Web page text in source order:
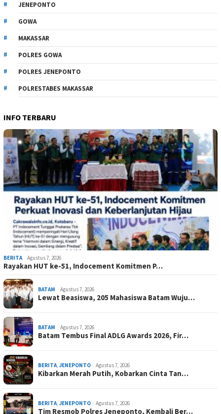
JENEPONTO
GOWA
MAKASSAR
POLRES GOWA
POLRES JENEPONTO
POLRESTABES MAKASSAR
INFO TERBARU
BERITA Agustus 7, 2026
Rayakan HUT ke-51, Indocement Komitmen P…
BATAM Agustus 7, 2026
Lewat Beasiswa, 205 Mahasiswa Batam Wuju…
BATAM Agustus 7, 2026
Batam Tembus Final ADLG Awards 2026, Fir…
BERITA, JENEPONTO Agustus 7, 2026
Kibarkan Merah Putih, Kobarkan Cinta Tan…
BERITA, JENEPONTO Agustus 7, 2026
Tim Resmob Polres Jeneponto, Kembali Ber…